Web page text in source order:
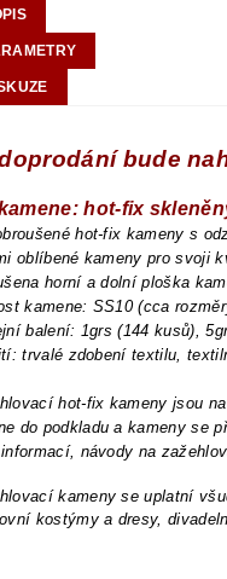
bude
hot-fix
hot-fix kameny s
oblíbené kameny pro svoji
horní a dolní ploška
kamene: SS10 (cca
balení: 1grs (144 kusů),
trvalé zdobení textilu,
hot-fix kameny jsou
do podkladu a kameny se
návody na
kameny se uplatní
kostýmy a dresy,